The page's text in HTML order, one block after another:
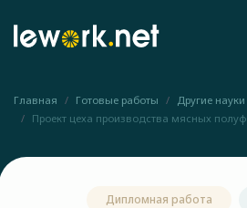
Главная Готовые работы Другие науки
Проект цеха производства мясных
Дипломная работа